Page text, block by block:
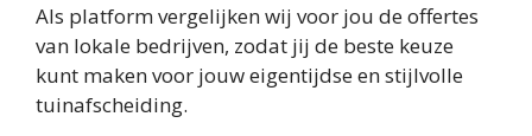
Als platform vergelijken wij voor jou de offertes
van lokale bedrijven, zodat jij de beste keuze
kunt maken voor jouw eigentijdse en stijlvolle
tuinafscheiding.